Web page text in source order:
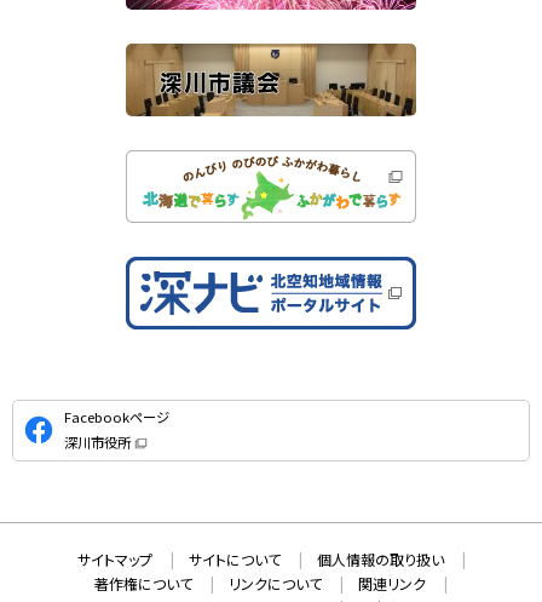
公
式
S
Facebookページ
深川市役所
（
ン
で
開
き
サイトマップ サイトについて
個人情報の取り扱い
著作権について
リンクについて
関連リンク